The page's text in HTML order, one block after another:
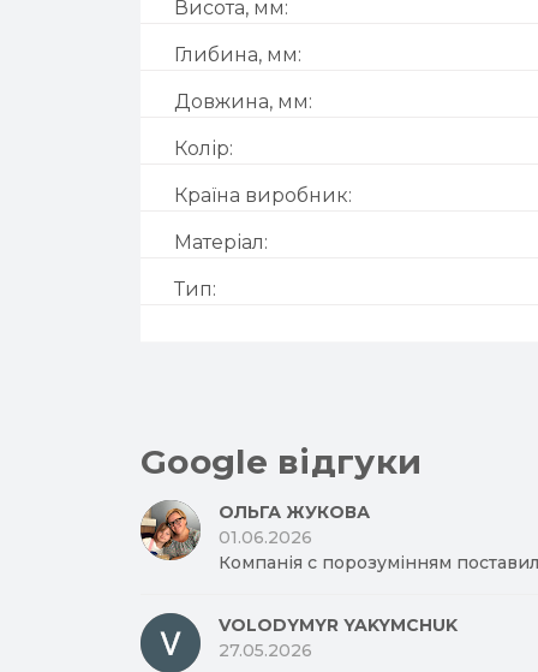
Висота, мм:
Глибина, мм:
Довжина, мм:
Колір:
Країна виробник:
Матеріал:
Тип:
Google відгуки
ОЛЬГА ЖУКОВА
01.06.2026
Компанія с порозумінням
VOLODYMYR YAKYMCHUK
27.05.2026